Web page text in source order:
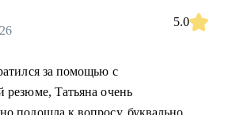
5.0
за помощью с
резюме, Татьяна очень
подошла к вопросу, буквально